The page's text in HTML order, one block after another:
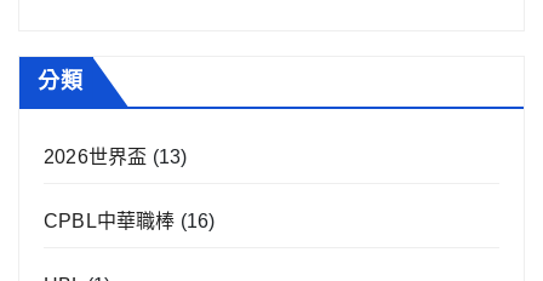
分類
2026世界盃 (13)
CPBL中華職棒 (16)